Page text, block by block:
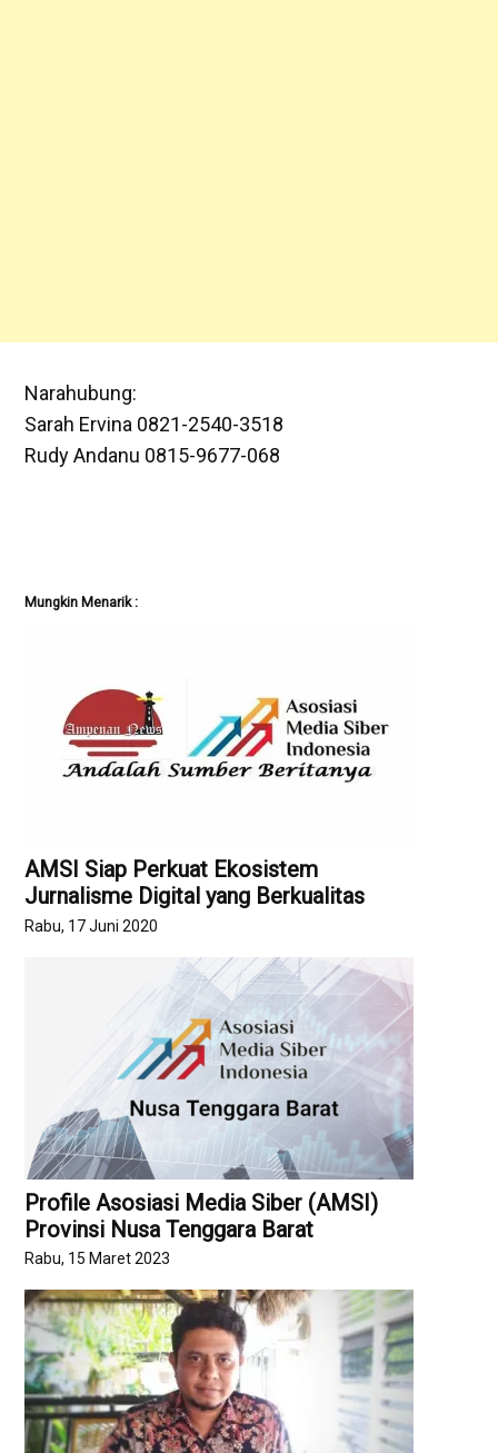
Narahubung:
Sarah Ervina 0821-2540-3518
Rudy Andanu 0815-9677-068
Mungkin Menarik :
AMSI Siap Perkuat Ekosistem
Jurnalisme Digital yang Berkualitas
Rabu, 17 Juni 2020
Profile Asosiasi Media Siber (AMSI)
Provinsi Nusa Tenggara Barat
Rabu, 15 Maret 2023